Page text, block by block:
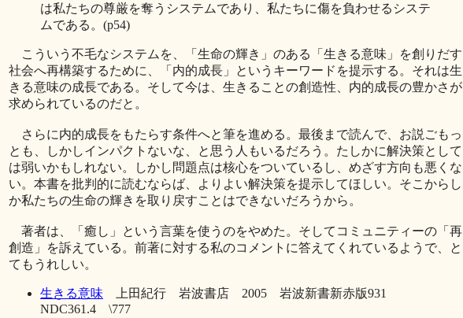
は私たちの尊厳を奪うシステムであり、私たちに傷を負わせるシステ
ムである。(p54)
こういう不毛なシステムを、「生命の輝き」のある「生きる意味」を創りだす
社会へ再構築するために、「内的成長」というキーワードを提示する。それは生
きる意味の成長である。そして今は、生きることの創造性、内的成長の豊かさが
求められているのだと。
さらに内的成長をもたらす条件へと筆を進める。最後まで読んで、お説ごもっ
とも、しかしインパクトないな、と思う人もいるだろう。たしかに解決策として
は弱いかもしれない。しかし問題点は核心をついているし、めざす方向も悪くな
い。本書を批判的に読むならば、よりよい解決策を提示してほしい。そこからし
か私たちの生命の輝きを取り戻すことはできないだろうから。
著者は、「癒し」という言葉を使うのをやめた。そしてコミュニティーの「再
創造」を訴えている。前著に対する私のコメントに答えてくれているようで、と
てもうれしい。
生きる意味 上田紀行 岩波書店 2005 岩波新書新赤版931
NDC361.4 \777